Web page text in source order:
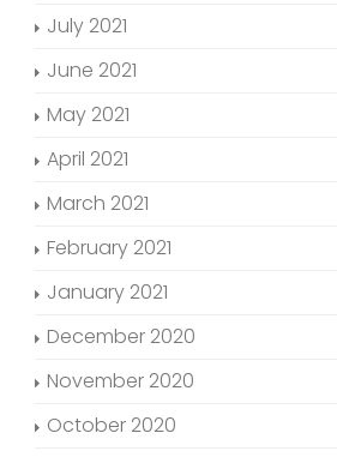
July 2021
June 2021
May 2021
April 2021
March 2021
February 2021
January 2021
December 2020
November 2020
October 2020